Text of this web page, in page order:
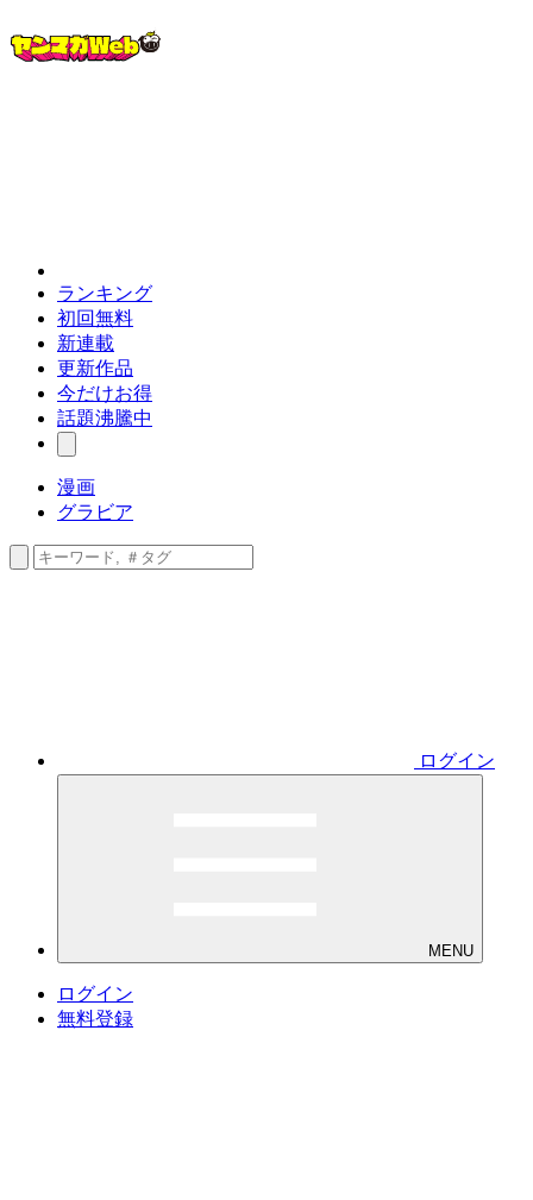
ランキング
初回無料
新連載
更新作品
今だけお得
話題沸騰中
漫画
グラビア
ログイン
MENU
ログイン
無料登録